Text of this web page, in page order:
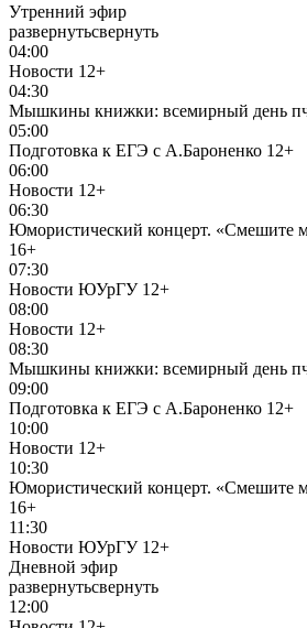
Утренний эфир
развернутьсвернуть
04:00
Новости 12+
04:30
Мышкины книжки: всемирный день
05:00
Подготовка к ЕГЭ с А.Бароненко 12+
06:00
Новости 12+
06:30
Юмористический концерт. «Смешите
16+
07:30
Новости ЮУрГУ 12+
08:00
Новости 12+
08:30
Мышкины книжки: всемирный день
09:00
Подготовка к ЕГЭ с А.Бароненко 12+
10:00
Новости 12+
10:30
Юмористический концерт. «Смешите
16+
11:30
Новости ЮУрГУ 12+
Дневной эфир
развернутьсвернуть
12:00